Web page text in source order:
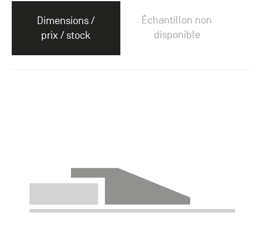
Dimensions /
prix / stock
Échantillon non
disponible